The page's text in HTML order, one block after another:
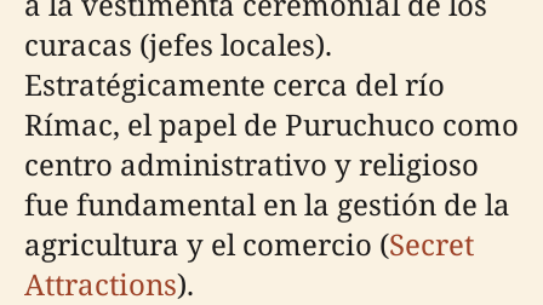
curacas (jefes locales).
Estratégicamente cerca del río
Rímac, el papel de Puruchuco como
centro administrativo y religioso
fue fundamental en la gestión de la
agricultura y el comercio (Secret
Attractions).